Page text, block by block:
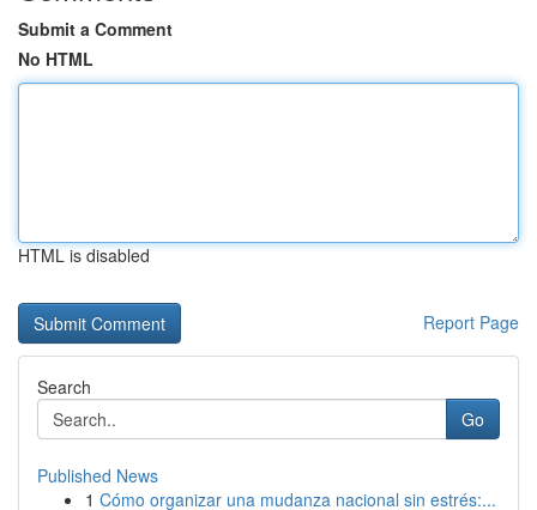
Submit a Comment
No HTML
HTML is disabled
Report Page
Search
Go
Published News
1 Cómo organizar una mudanza nacional sin estrés:...